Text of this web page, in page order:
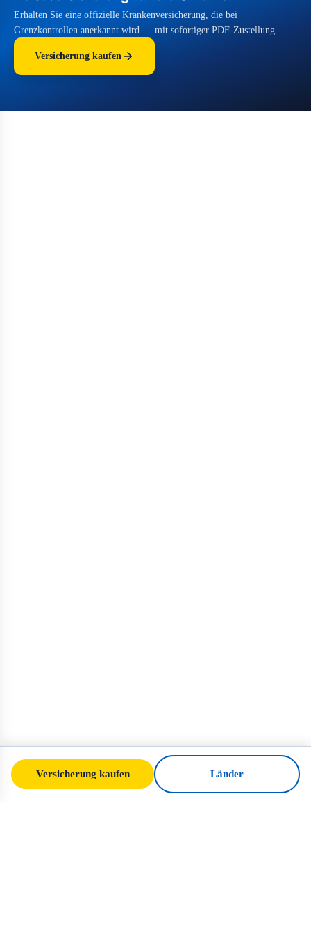
Erhalten Sie eine offizielle Krankenversicherung, die bei
Grenzkontrollen anerkannt wird — mit sofortiger PDF-Zustellung.
Versicherung kaufen
Versicherung kaufen Länder